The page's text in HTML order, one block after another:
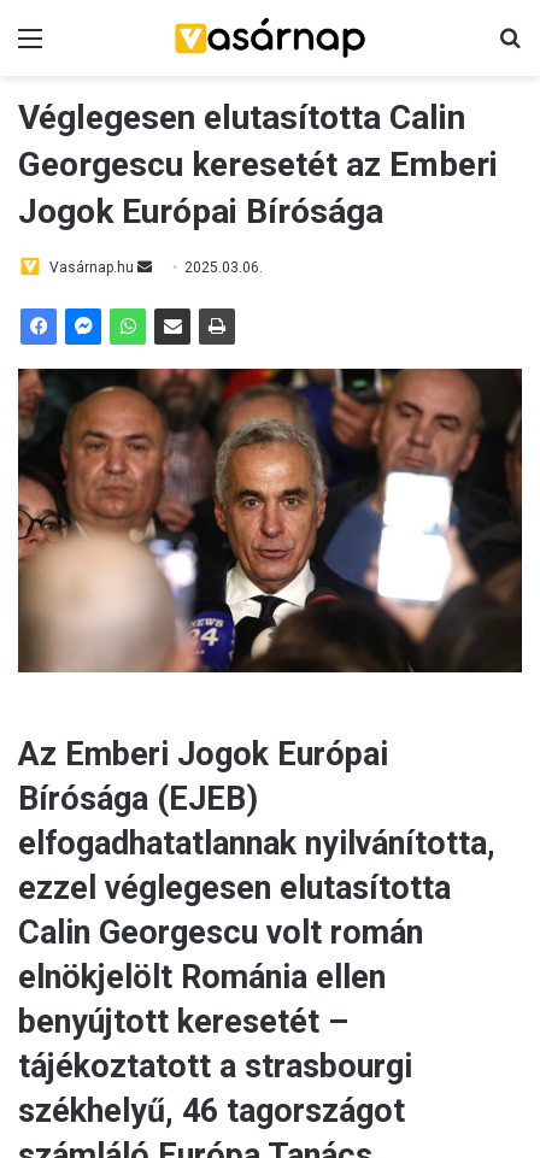
Véglegesen elutasította Calin
Georgescu keresetét az Emberi
Jogok Európai Bírósága
Vasárnap.hu
a
n
e
m
a
i
l
2025.03.06.
Az Emberi Jogok Európai
Bírósága (EJEB)
elfogadhatatlannak nyilvánította,
ezzel véglegesen elutasította
Calin Georgescu volt román
elnökjelölt Románia ellen
benyújtott keresetét –
tájékoztatott a strasbourgi
székhelyű, 46 tagországot